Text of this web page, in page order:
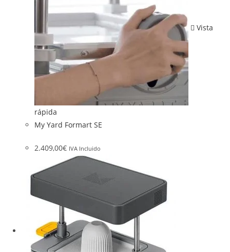
Vista
rápida
My Yard Formart SE
2.409,00€ IVA Incluido